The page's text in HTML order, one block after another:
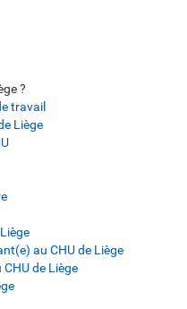
?
travail
Liège
au CHU de Liège
de Liège